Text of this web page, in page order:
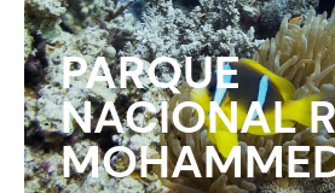
PARQUE
NACIONAL